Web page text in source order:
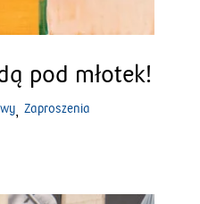
pod młotek!
, Zaproszenia